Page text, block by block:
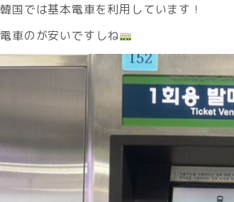
韓国では基本電車を利用しています！
電車のが安いですしね